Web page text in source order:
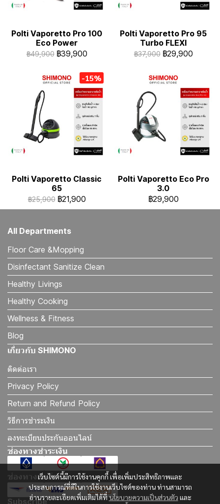
Polti Vaporetto Pro 100
Eco Power
฿49,900 ฿39,900
Polti Vaporetto Pro 95
Turbo FLEXI
฿37,900 ฿29,900
-15%
Polti Vaporetto Classic
65
฿25,900 ฿21,900
Polti Vaporetto Eco Pro
3.0
฿29,900
เว็บไซต์นี้มีการใช้งานคุกกี้ เพื่อเพิ่มประสิทธิภาพและ
ประสบการณ์ที่ดีในการใช้งานเว็บไซต์ของท่าน ท่านสามารถ
อ่านรายละเอียดเพิ่มเติมได้ที่นโยบายความเป็นส่วนตัว และ
All Departments
Floor Care &Mopping
Disinfectant Sanitize Clean
Healthy Livings
Healthy Cooking
Wellness & Fitness
Blog
เกี่ยวกับ SHIMONO
ติดต่อเรา
Privacy Policy
Return and Refund Policy
วิธีการชำระเงิน
ลงทะเบียนประกันออนไลน์
ช่องทางชำระเงิน
ช่องทางจัดส่ง
Subscribe